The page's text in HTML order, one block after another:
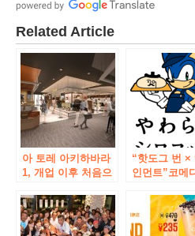
Related Article
아 토레 아키하바라
1, 개업 이후 처음으
~ 2 월부터 순차적으
로 오픈 예정 ~
“핫도그 번 ×
인먼트”코메
뻬”아키하바
2018 년 10
(금) 10시 오픈